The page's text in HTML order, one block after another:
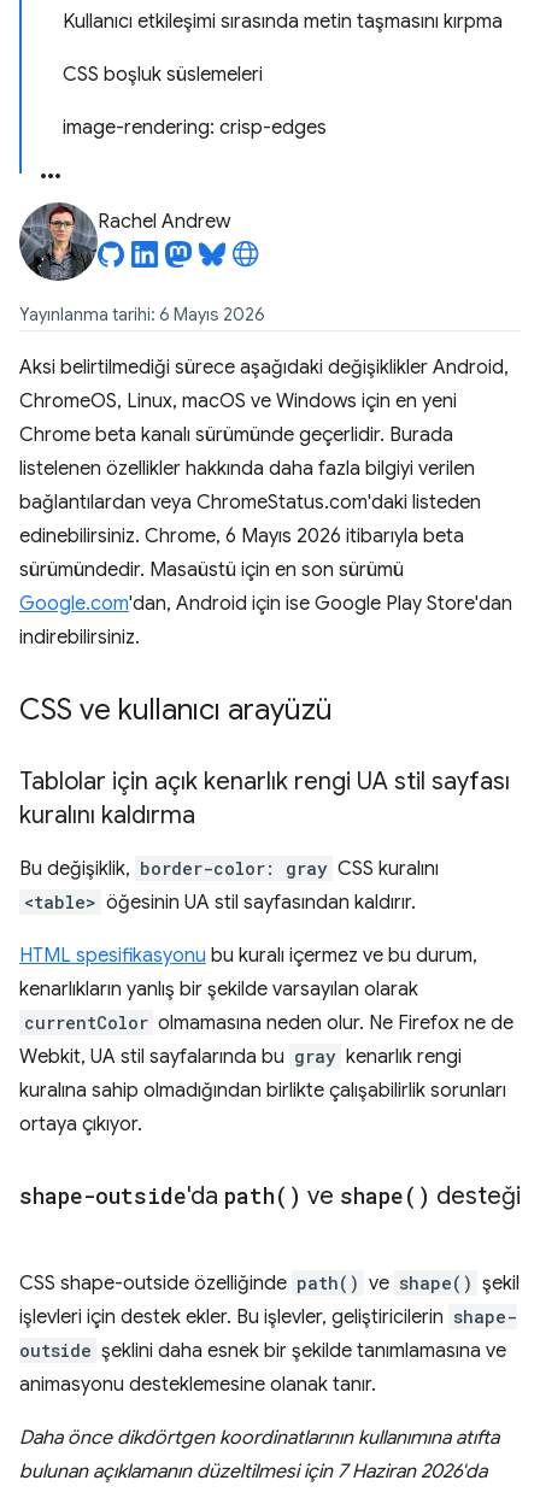
Kullanıcı etkileşimi sırasında metin taşmasını kırpma
CSS boşluk süslemeleri
image-rendering: crisp-edges
Rachel Andrew
Yayınlanma tarihi: 6 Mayıs 2026
Aksi belirtilmediği sürece aşağıdaki değişiklikler Android,
ChromeOS, Linux, macOS ve Windows için en yeni
Chrome beta kanalı sürümünde geçerlidir. Burada
listelenen özellikler hakkında daha fazla bilgiyi verilen
bağlantılardan veya ChromeStatus.com'daki listeden
edinebilirsiniz. Chrome, 6 Mayıs 2026 itibarıyla beta
sürümündedir. Masaüstü için en son sürümü
Google.com'dan, Android için ise Google Play Store'dan
indirebilirsiniz.
CSS ve kullanıcı arayüzü
Tablolar için açık kenarlık rengi UA stil sayfası
kuralını kaldırma
Bu değişiklik, border-color: gray CSS kuralını
<table> öğesinin UA stil sayfasından kaldırır.
HTML spesifikasyonu bu kuralı içermez ve bu durum,
kenarlıkların yanlış bir şekilde varsayılan olarak
currentColor olmamasına neden olur. Ne Firefox ne de
Webkit, UA stil sayfalarında bu gray kenarlık rengi
kuralına sahip olmadığından birlikte çalışabilirlik sorunları
ortaya çıkıyor.
shape-outside'da path( ) ve shape( ) desteği
CSS shape-outside özelliğinde path() ve shape() şekil
işlevleri için destek ekler. Bu işlevler, geliştiricilerin shape-
outside şeklini daha esnek bir şekilde tanımlamasına ve
animasyonu desteklemesine olanak tanır.
Daha önce dikdörtgen koordinatlarının kullanımına atıfta
bulunan açıklamanın düzeltilmesi için 7 Haziran 2026'da